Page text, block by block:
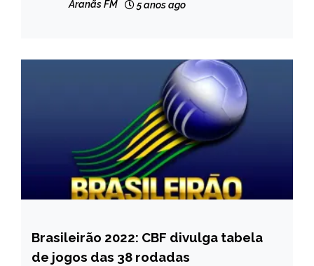
Aranãs FM 5 anos ago
ESPORTES
Brasileirão 2022: CBF divulga tabela
de jogos das 38 rodadas